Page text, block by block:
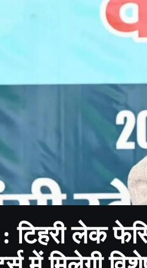
टिहरी लेक